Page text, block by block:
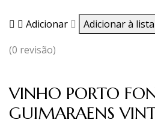
Adicionar Adicionar à
(0 revisão)
VINHO PORTO
GUIMARAENS